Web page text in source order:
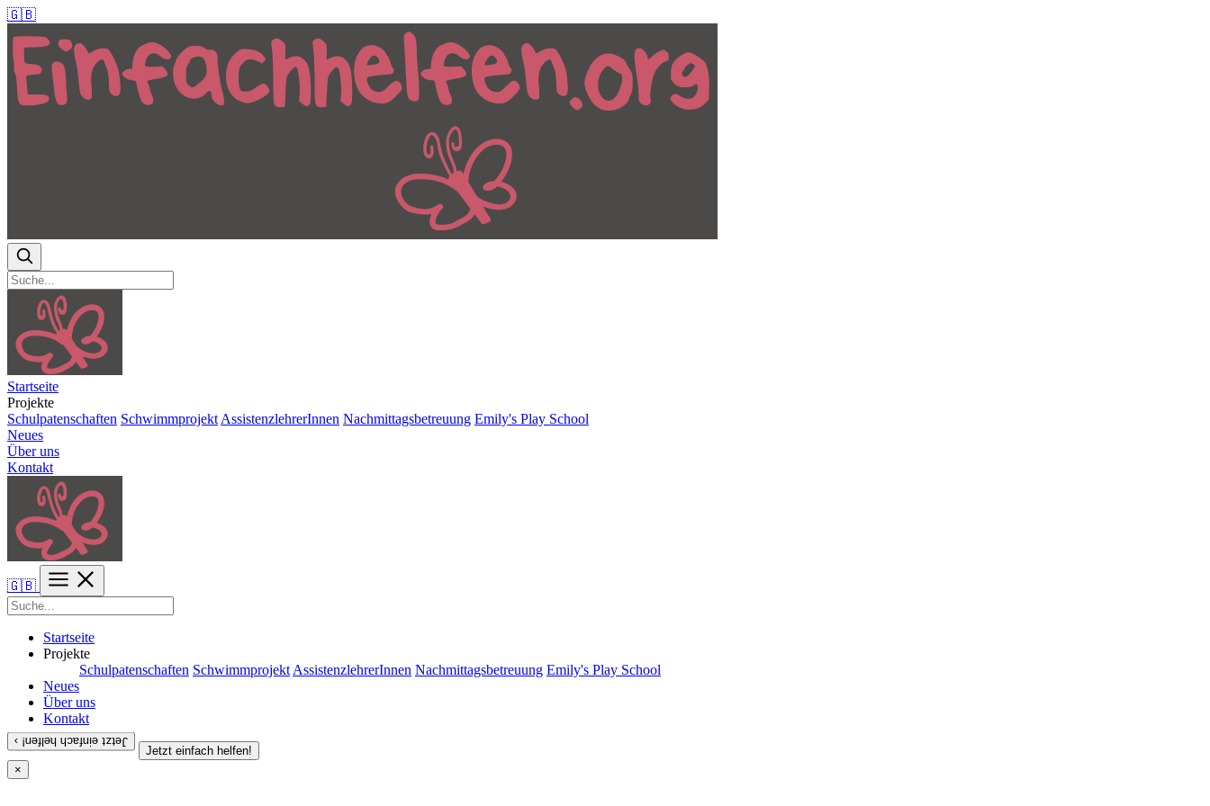
🇬🇧
Startseite
Projekte
Schulpatenschaften Schwimmprojekt AssistenzlehrerInnen Nachmittagsbetreuung Emily's Play School
Neues
Über uns
Kontakt
🇬🇧
Startseite
Projekte
Schulpatenschaften Schwimmprojekt AssistenzlehrerInnen Nachmittagsbetreuung Emily's Play School
Neues
Über uns
Kontakt
Jetzt einfach helfen! ›
Jetzt einfach helfen!
×